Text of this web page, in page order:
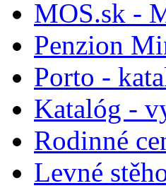
MOS.sk -
Penzion
Porto -
Katalóg -
Rodinné
Levné